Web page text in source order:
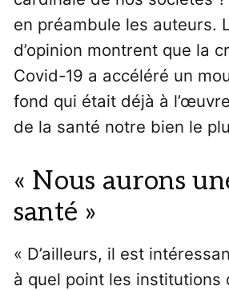
en préambule les auteurs.
d’opinion montrent que la
Covid-19 a accéléré un
fond qui était déjà à
de la santé notre bien le
« Nous aurons
santé »
« D’ailleurs, il est
à quel point les institutions